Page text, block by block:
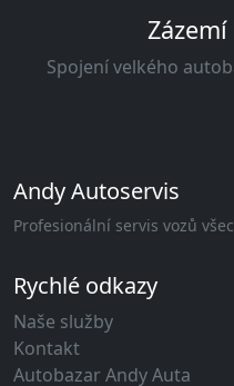
Spojení velkého
Andy Autoservis
Profesionální servis vozů
Rychlé odkazy
Naše služby
Kontakt
Autobazar Andy Auta